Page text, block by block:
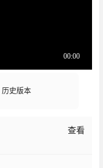
历史版本
查看